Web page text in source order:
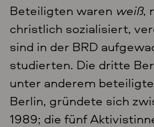
Beteiligten waren weiß,
christlich sozialisiert,
sind in der BRD
studierten. Die dritte
unter anderem
Berlin, gründete sich
1989; die fünf